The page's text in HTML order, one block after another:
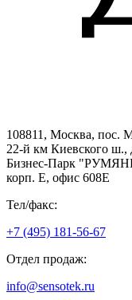
108811, Москва, пос.
22-й км Киевского ш.,
Бизнес-Парк
корп. Е, офис 608E
Тел/факс:
+7 (495) 181-56-67
Отдел продаж:
info@sensotek.ru